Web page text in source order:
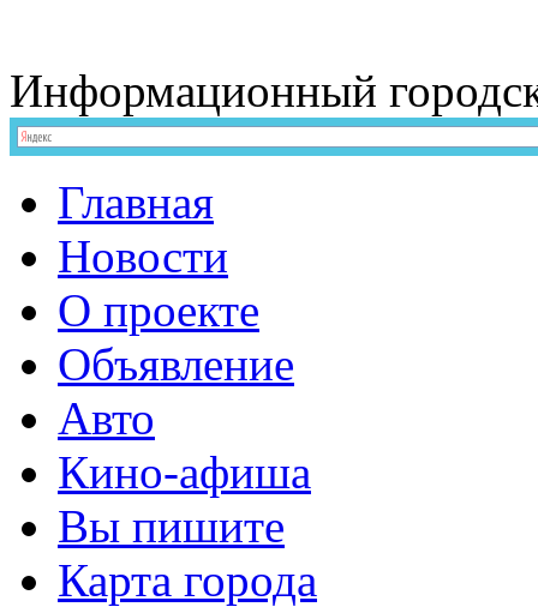
Информационный
Главная
Новости
О проекте
Объявление
Авто
Кино-афиша
Вы пишите
Карта города